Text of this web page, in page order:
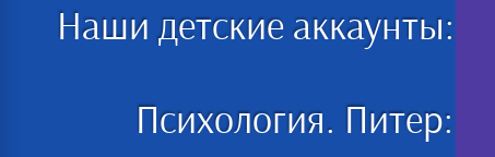
Наши детские аккаунты:
Психология. Питер: